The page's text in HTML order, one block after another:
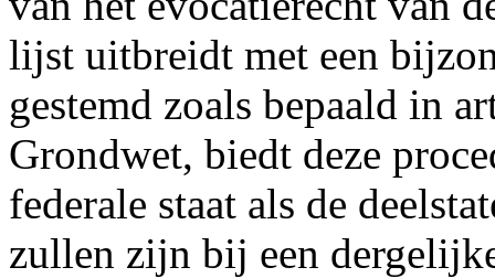
lijst uitbreidt met een
gestemd zoals bepaald in
Grondwet, biedt deze
federale staat als de
zullen zijn bij een